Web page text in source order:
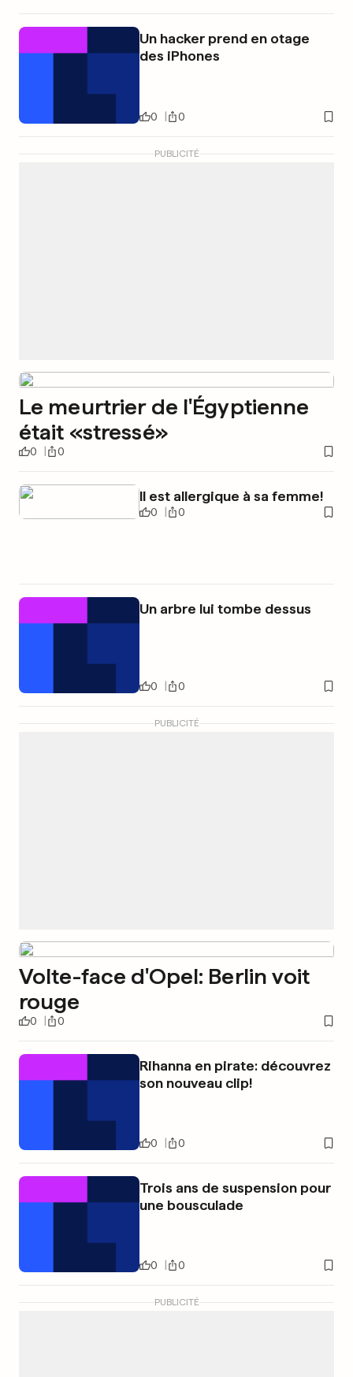
Un hacker prend en otage
des iPhones
0 0
PUBLICITÉ
Le meurtrier de l'Égyptienne
était «stressé»
0 0
Il est allergique à sa femme!
0 0
Un arbre lui tombe dessus
0 0
PUBLICITÉ
Volte-face d'Opel: Berlin voit
rouge
0 0
Rihanna en pirate: découvrez
son nouveau clip!
0 0
Trois ans de suspension pour
une bousculade
0 0
PUBLICITÉ